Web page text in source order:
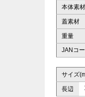
本体素材
蓋素材
重量
JANコ
サイズ
長辺